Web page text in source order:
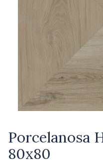
Porcelanosa
80x80